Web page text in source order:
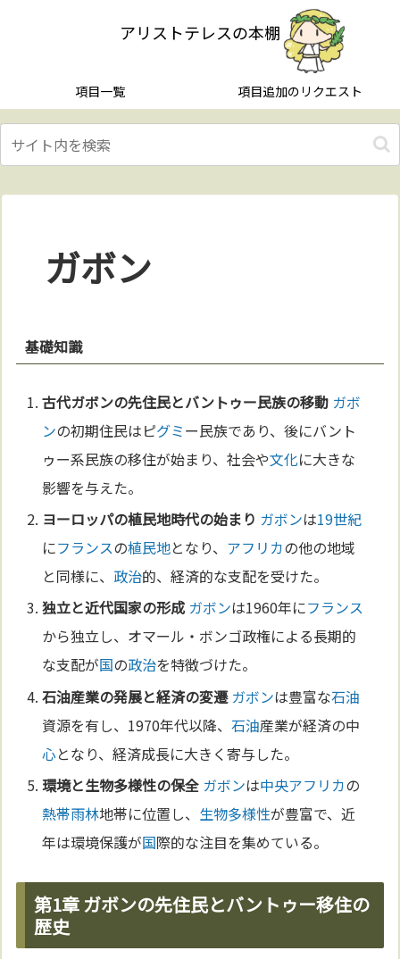
アリストテレスの本棚
項目一覧 項目追加のリクエスト
ガボン
基礎知識
古代ガボンの先住民とバントゥー民族の移動 ガボ
ンの初期住民はピグミー民族であり、後にバント
ゥー系民族の移住が始まり、社会や文化に大きな
影響を与えた。
ヨーロッパの植民地時代の始まり ガボンは19世紀
にフランスの植民地となり、 アフリカの他の地域
と同様に、 政治的、経済的な支配を受けた。
独立と近代国家の形成 ガボンは1960年にフランス
から独立し、オマール・ボンゴ政権による長期的
な支配が国の政治を特徴づけた。
石油産業の発展と経済の変遷 ガボンは豊富な石油
資源を有し、1970年代以降、石油産業が経済の中
心となり、経済成長に大きく寄与した。
環境と生物多様性の保全 ガボンは中央アフリカの
熱帯雨林地帯に位置し、 生物多様性が豊富で、近
年は環境保護が国際的な注目を集めている。
第1章 ガボンの先住民とバントゥー移住の
歴史